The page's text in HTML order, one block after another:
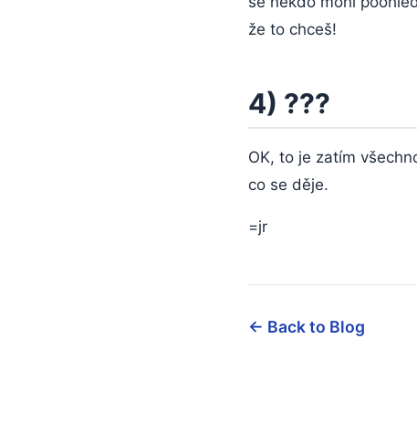
že to chceš!
4) ???
OK, to je zatím
co se děje.
=jr
← Back to Blog